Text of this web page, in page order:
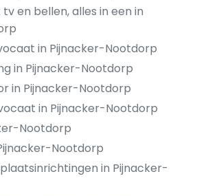
tv en bellen, alles in een in
in Pijnacker-Nootdorp
in Pijnacker-Nootdorp
in Pijnacker-Nootdorp
in Pijnacker-Nootdorp
Nootdorp
Nootdorp
in Pijnacker-